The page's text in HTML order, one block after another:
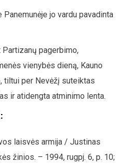
Panemunėje jo vardu pavadinta
pagerbimo,
vienybės dieną, Kauno
tiltui per Nevėžį suteiktas
ir atidengta atminimo lenta.
laisvės armija / Justinas
žinios. – 1994, rugpj. 6, p. 10;